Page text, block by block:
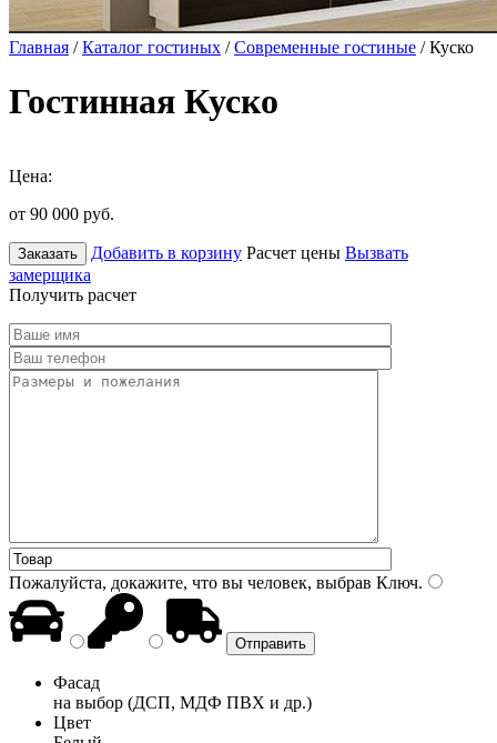
Главная /Каталог гостиных /Современные гостиные / Куско
Гостинная Куско
Цена:
от 90 000 руб.
Заказать Добавить в корзину Расчет цены Вызвать
замерщика
Получить расчет
Пожалуйста, докажите, что вы человек, выбрав Ключ.
Фасад
на выбор (ДСП, МДФ ПВХ и др.)
Цвет